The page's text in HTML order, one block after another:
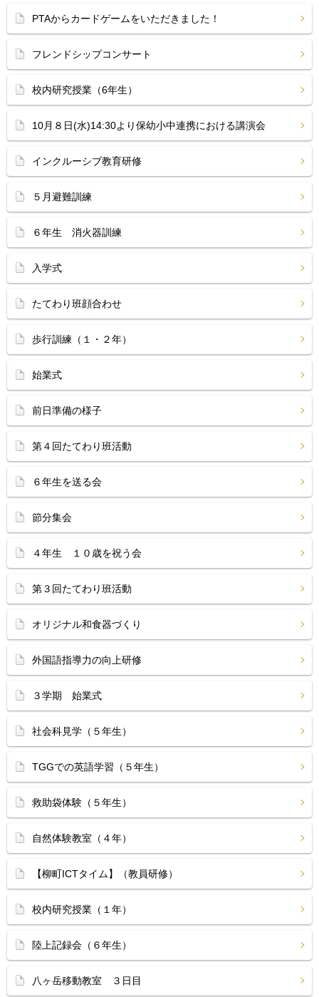
PTAからカードゲームをいただきました！
フレンドシップコンサート
校内研究授業（6年生）
10月８日(水)14:30より保幼小中連携における講演会
インクルーシブ教育研修
５月避難訓練
６年生 消火器訓練
入学式
たてわり班顔合わせ
歩行訓練（１・２年）
始業式
前日準備の様子
第４回たてわり班活動
６年生を送る会
節分集会
４年生 １０歳を祝う会
第３回たてわり班活動
オリジナル和食器づくり
外国語指導力の向上研修
３学期 始業式
社会科見学（５年生）
TGGでの英語学習（５年生）
救助袋体験（５年生）
自然体験教室（４年）
【柳町ICTタイム】（教員研修）
校内研究授業（１年）
陸上記録会（６年生）
八ヶ岳移動教室 ３日目